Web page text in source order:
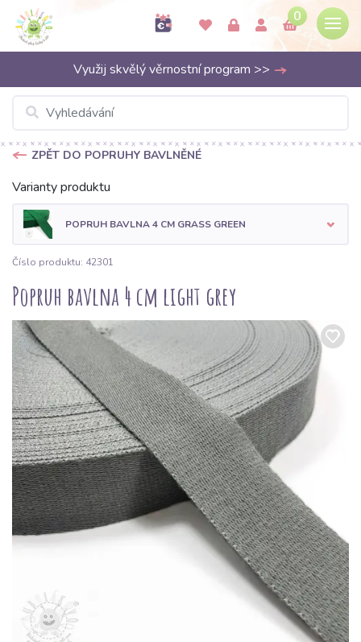
0
Využij skvělý věrnostní program >>
ZPĚT DO POPRUHY BAVLNĚNÉ
Varianty produktu
POPRUH BAVLNA 4 CM GRASS GREEN
Číslo produktu: 42301
Popruh bavlna 4 cm light grey